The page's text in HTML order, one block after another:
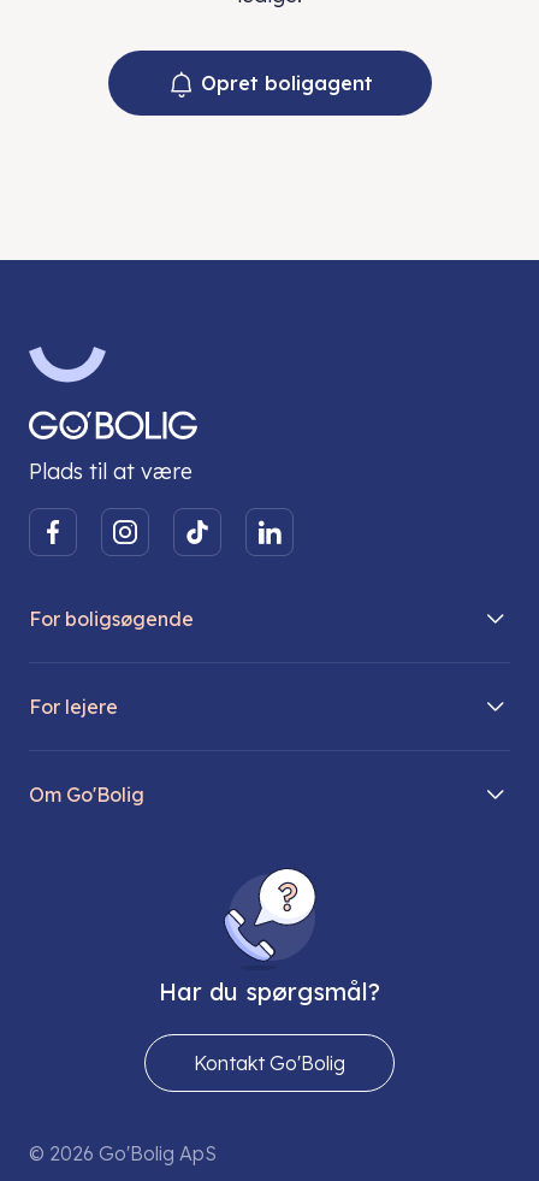
Opret boligagent
Plads til at være
For boligsøgende
For lejere
Om Go'Bolig
Send os en sikker mail
Har du spørgsmål?
Kontakt Go'Bolig
© 2026 Go'Bolig ApS